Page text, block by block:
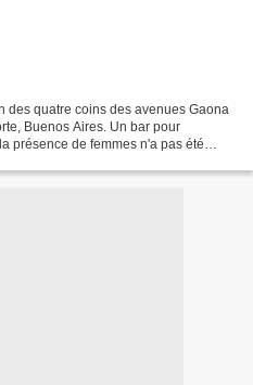
des quatre coins des avenues Gaona
Buenos Aires. Un bar pour
présence de femmes n'a pas été